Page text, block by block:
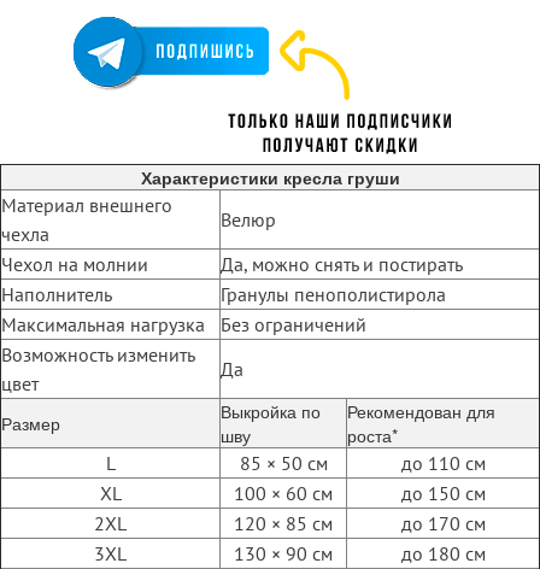
Характеристики кресла груши
Материал внешнего
чехла
Велюр
Чехол на молнии
Да, можно снять и постирать
Наполнитель
Гранулы пенополистирола
Максимальная нагрузка
Без ограничений
Возможность изменить
цвет
Да
Размер
Выкройка по
шву
Рекомендован для
роста*
L
85 × 50 см
до 110 см
XL
100 × 60 см
до 150 см
2XL
120 × 85 см
до 170 см
3XL
130 × 90 см
до 180 см